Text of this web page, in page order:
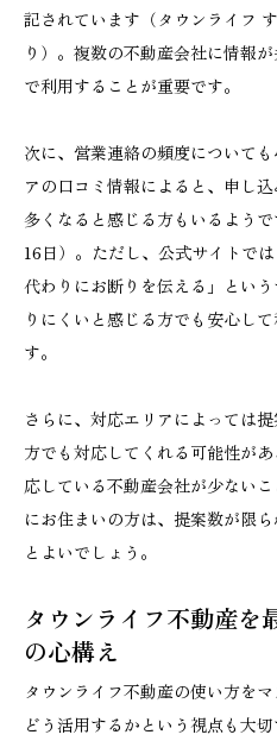
記されています（タウンライフ
り）。複数の不動産会社に情報
で利用することが重要です。
次に、営業連絡の頻度について
アの口コミ情報によると、申し
多くなると感じる方もいるよう
16日）。ただし、公式サイトで
代わりにお断りを伝える」とい
りにくいと感じる方でも安心し
す。
さらに、対応エリアによっては
方でも対応してくれる可能性が
応している不動産会社が少ない
にお住まいの方は、提案数が限
とよいでしょう。
タウンライフ不動産を
の心構え
タウンライフ不動産の使い方を
どう活用するかという視点も大